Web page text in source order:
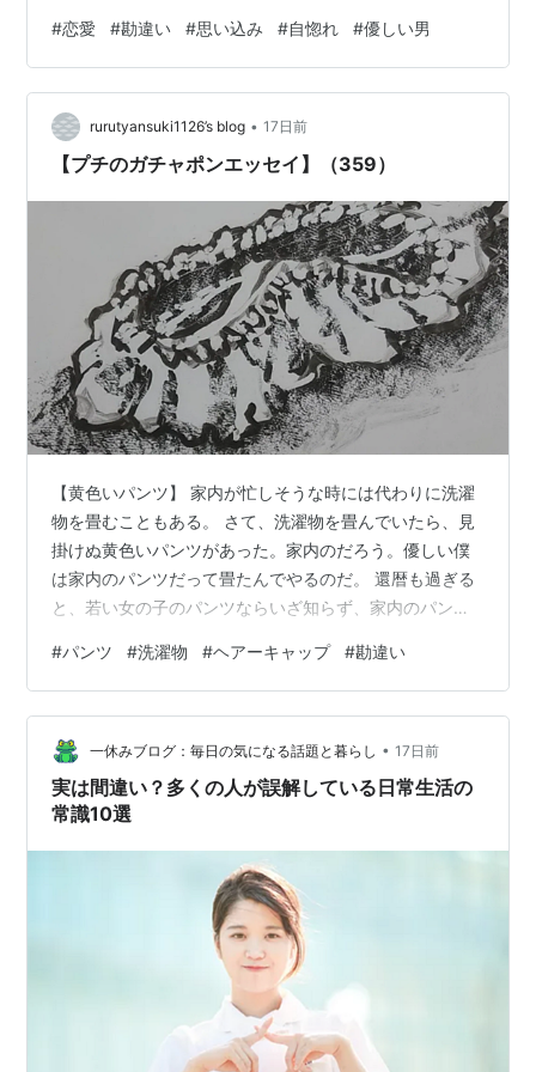
か、モテないというか、目立たないというか、不●工と
いうか・・そんな女の子がいた。 ・・・・・・・ さて、
ある年の暮れであった。スポット達が数十人集まって、
居酒屋の大広間を貸し切って忘年会を開いた時のこと
だ。 タマタマ B子の隣に座っていた大学生のK男が、寂
#恋愛 #勘違い #思い込み #自惚れ #優しい男
rurutyansuki1126’s blog • 17日前
【プチのガチャポンエッセイ】（359）
【黄色いパンツ】 家内が忙しそうな時には代わりに洗濯
物を畳むこともある。 さて、洗濯物を畳んでいたら、見
掛けぬ黄色いパンツがあった。家内のだろう。優しい僕
は家内のパンツだって畳たんでやるのだ。 還暦も過ぎる
と、若い女の子のパンツならいざ知らず、家内のパンツ
んだ？こんなパンツあったかぁ？〉 そう思いながら畳も
うとしたのだが、なんだか様子がおかしい・・ 〈えぇ
～？・・穴はぁ？・・足を入れる穴がないぞぉ～〉 よく
見たら、それはヘアーキャップだった。
#パンツ #洗濯物 #ヘアーキャップ #勘違い
一休みブログ：毎日の気になる話題と暮らし • 17日前
実は間違い？多くの人が誤解している日常生活の
常識10選